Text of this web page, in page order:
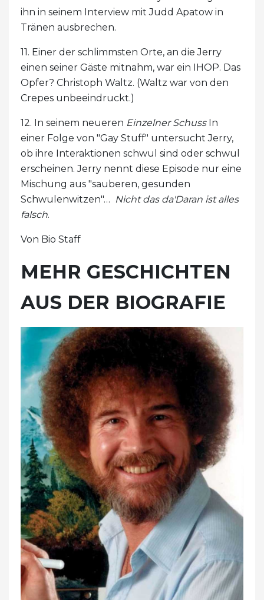
ihn in seinem Interview mit Judd Apatow in
Tränen ausbrechen.
11. Einer der schlimmsten Orte, an die Jerry
einen seiner Gäste mitnahm, war ein IHOP. Das
Opfer? Christoph Waltz. (Waltz war von den
Crepes unbeeindruckt.)
12. In seinem neueren Einzelner SchussIn
einer Folge von "Gay Stuff" untersucht Jerry,
ob ihre Interaktionen schwul sind oder schwul
erscheinen. Jerry nennt diese Episode nur eine
Mischung aus "sauberen, gesunden
Schwulenwitzen"… Nicht das da'Daran ist alles
falsch.
Von Bio Staff
MEHR GESCHICHTEN
AUS DER BIOGRAFIE